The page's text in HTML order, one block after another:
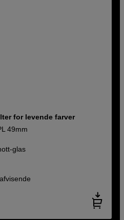
for levende farver
49mm
glas